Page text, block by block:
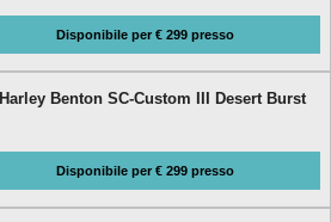
Disponibile per € 299 presso
Harley Benton SC-Custom III Desert Burst
Disponibile per € 299 presso